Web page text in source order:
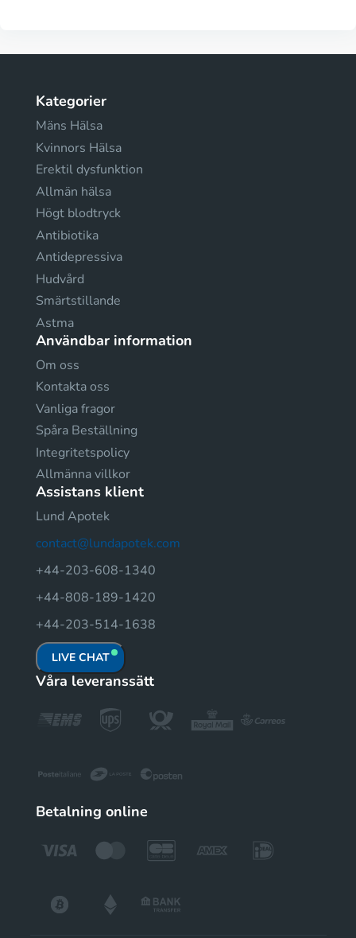
Kategorier
Mäns Hälsa
Kvinnors Hälsa
Erektil dysfunktion
Allmän hälsa
Högt blodtryck
Antibiotika
Antidepressiva
Hudvård
Smärtstillande
Astma
Användbar information
Om oss
Kontakta oss
Vanliga fragor
Spåra Beställning
Integritetspolicy
Allmänna villkor
Assistans klient
Lund Apotek
contact@lundapotek.com
+44-203-608-1340
+44-808-189-1420
+44-203-514-1638
LIVE CHAT
Våra leveranssätt
Betalning online